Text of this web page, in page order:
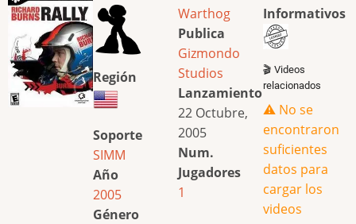
Región
Soporte
SIMM
Año
2005
Género
Warthog
Publica
Gizmondo
Studios
Lanzamiento
22 Octubre,
2005
Num.
Jugadores
1
Informativos
🎬 Videos
relacionados
⚠️ No se
encontraron
suficientes
datos para
cargar los
videos